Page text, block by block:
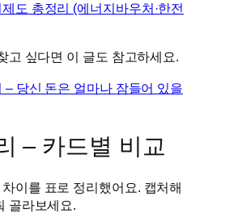
도 총정리 (에너지바우처·한전
고 싶다면 이 글도 참고하세요.
– 당신 돈은 얼마나 잠들어 있을
– 카드별 비교
이를 표로 정리했어요. 캡처해
골라보세요.